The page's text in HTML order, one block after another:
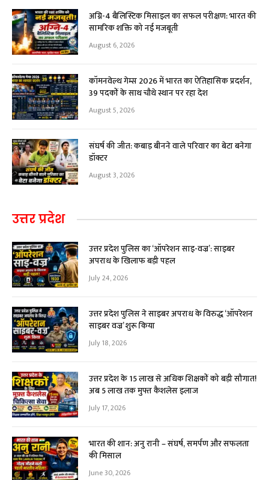
अग्नि-4 बैलिस्टिक मिसाइल का सफल परीक्षण: भारत की
सामरिक शक्ति को नई मजबूती
August 6, 2026
कॉमनवेल्थ गेम्स 2026 में भारत का ऐतिहासिक प्रदर्शन,
39 पदकों के साथ चौथे स्थान पर रहा देश
August 5, 2026
संघर्ष की जीत: कबाड़ बीनने वाले परिवार का बेटा बनेगा
डॉक्टर
August 3, 2026
उत्तर प्रदेश
उत्तर प्रदेश पुलिस का ‘ऑपरेशन साइ-वज्र’: साइबर
अपराध के खिलाफ बड़ी पहल
July 24, 2026
उत्तर प्रदेश पुलिस ने साइबर अपराध के विरुद्ध ‘ऑपरेशन
साइबर वज्र’ शुरू किया
July 18, 2026
उत्तर प्रदेश के 15 लाख से अधिक शिक्षकों को बड़ी सौगात!
अब ₹5 लाख तक मुफ्त कैशलेस इलाज
July 17, 2026
भारत की शान: अनु रानी – संघर्ष, समर्पण और सफलता
की मिसाल
June 30, 2026